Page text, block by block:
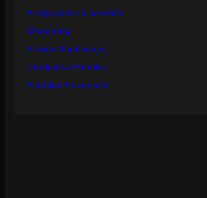
Pretplatite se na vesti
Marketing
Pravila Korišćenja
Urednička Politika
Politika Privatnosti